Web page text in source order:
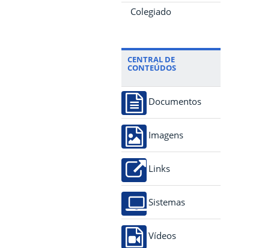
Colegiado
CENTRAL DE
CONTEÚDOS
Documentos
Imagens
Links
Sistemas
Vídeos